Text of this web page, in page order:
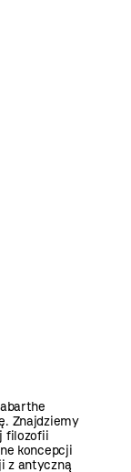
Znajdziemy
filozofii
koncepcji
z antyczną